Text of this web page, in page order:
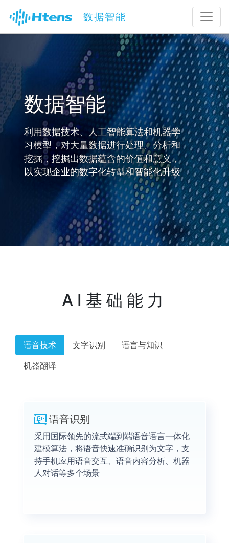
数据智能
数据智能
利用数据技术、人工智能算法和机器学
习模型，对大量数据进行处理、分析和
挖掘，挖掘出数据蕴含的价值和意义，
以实现企业的数字化转型和智能化升级
AI基础能力
语音技术 文字识别
语言与知识
机器翻译
语音识别
采用国际领先的流式端到端语音语言一体化
建模算法，将语音快速准确识别为文字，支
持手机应用语音交互、语音内容分析、机器
人对话等多个场景